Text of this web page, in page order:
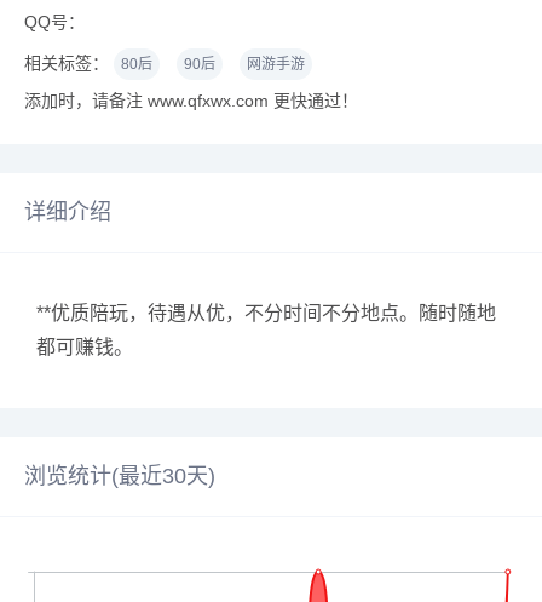
QQ号：
相关标签： 80后 90后 网游手游
添加时，请备注 www.qfxwx.com 更快通过！
详细介绍
**优质陪玩，待遇从优，不分时间不分地点。随时随地
都可赚钱。
浏览统计(最近30天)